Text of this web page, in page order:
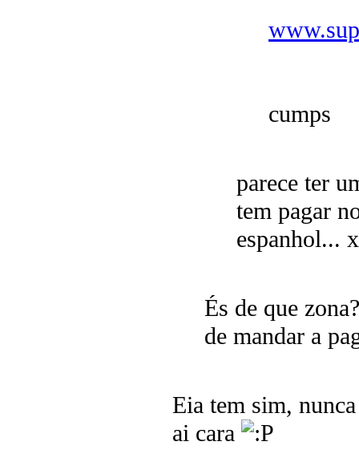
cumps
parece ter
tem pagar
espanhol...
És de que
de mandar a
Eia tem sim,
ai cara